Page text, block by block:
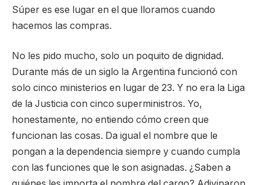
Súper es ese lugar en el que lloramos cuando
hacemos las compras.
No les pido mucho, solo un poquito de dignidad.
Durante más de un siglo la Argentina funcionó con
solo cinco ministerios en lugar de 23. Y no era la Liga
de la Justicia con cinco superministros. Yo,
honestamente, no entiendo cómo creen que
funcionan las cosas. Da igual el nombre que le
pongan a la dependencia siempre y cuando cumpla
con las funciones que le son asignadas. ¿Saben a